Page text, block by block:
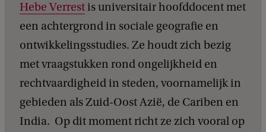
Hebe Verrestis universitair hoofddocent met
een achtergrond in sociale geografie en
ontwikkelingsstudies. Ze houdt zich bezig
met vraagstukken rond ongelijkheid en
rechtvaardigheid in steden, voornamelijk in
gebieden als Zuid-Oost Azië, de Cariben en
India. Op dit moment richt ze zich vooral op